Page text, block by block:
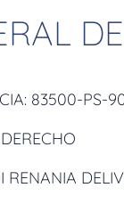
83500-PS-
RENANIA